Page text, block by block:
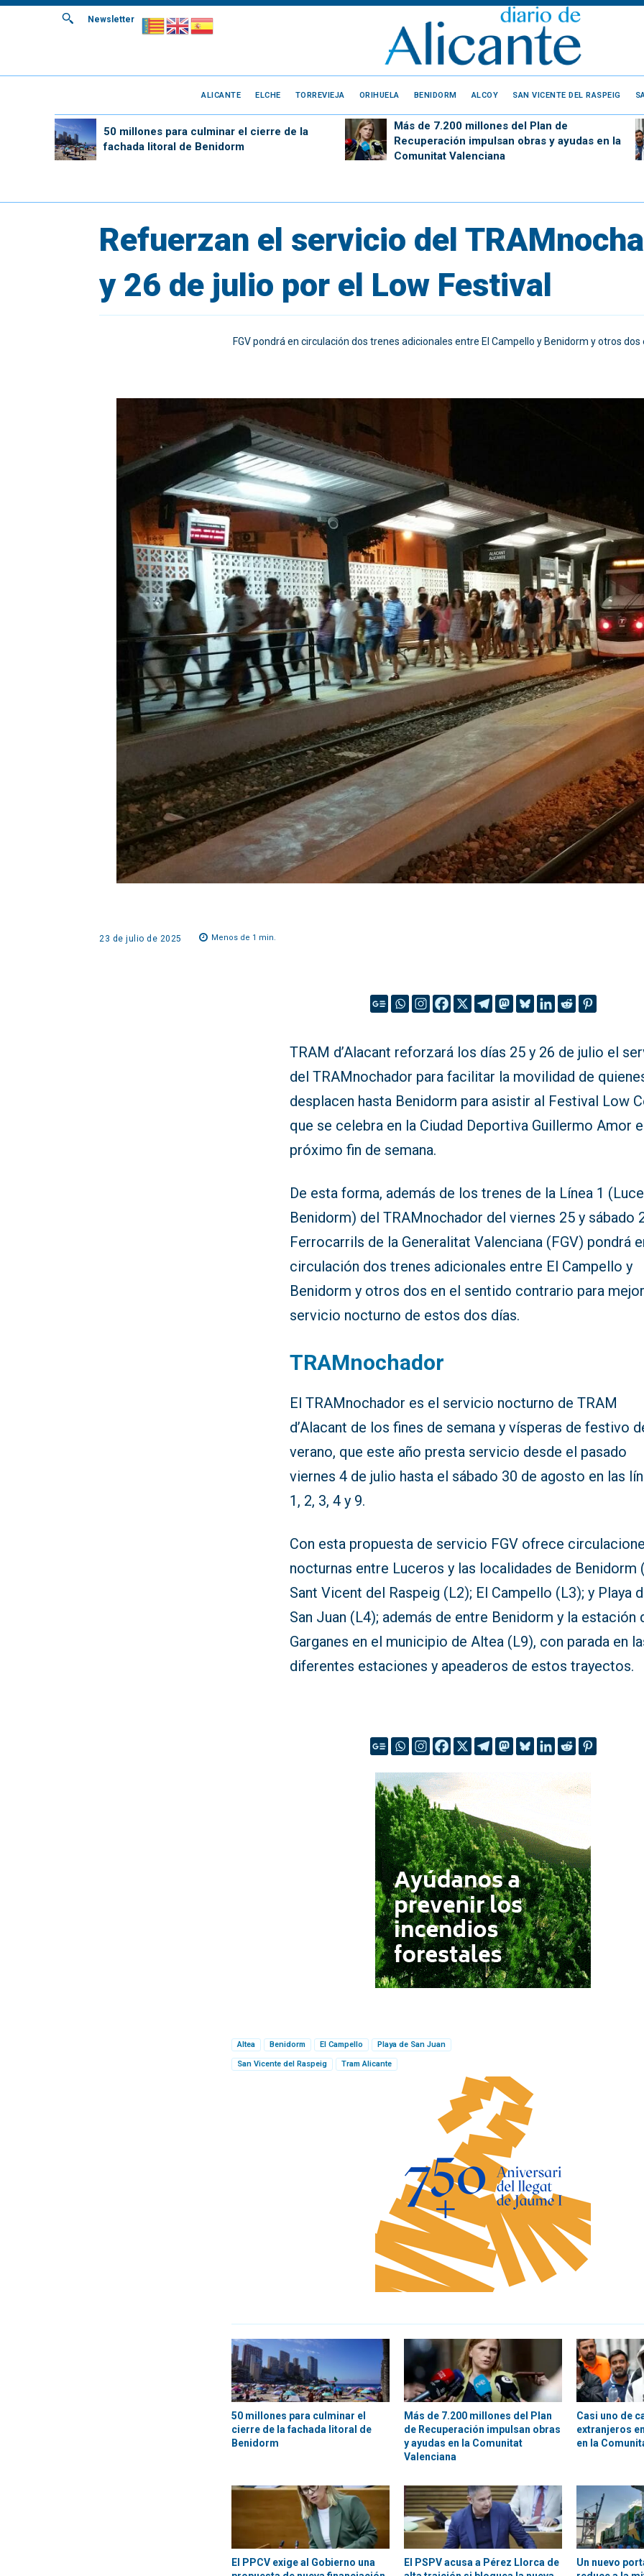
Newsletter
ALICANTE ELCHE TORREVIEJA ORIHUELA BENIDORM ALCOY SAN VICENTE DEL RASPEIG
50 millones para culminar el cierre de la
fachada litoral de Benidorm
Más de 7.200 millones del Plan de
Recuperación impulsan obras y ayudas en la
Comunitat Valenciana
Refuerzan el servicio del
y 26 de julio por el Low Festival
FGV pondrá en circulación dos trenes adicionales entre El Campello y Benidorm y otros
23 de julio de 2025 Menos de 1 min.
TRAM d’Alacant reforzará los días 25 y 26 de julio el
del TRAMnochador para facilitar la movilidad de
desplacen hasta Benidorm para asistir al Festival Low
que se celebra en la Ciudad Deportiva Guillermo Amor
próximo fin de semana.
De esta forma, además de los trenes de la Línea 1
Benidorm) del TRAMnochador del viernes 25 y sábado
Ferrocarrils de la Generalitat Valenciana (FGV) pondrá
circulación dos trenes adicionales entre El Campello y
Benidorm y otros dos en el sentido contrario para
servicio nocturno de estos dos días.
TRAMnochador
El TRAMnochador es el servicio nocturno de TRAM
d’Alacant de los fines de semana y vísperas de festivo
verano, que este año presta servicio desde el pasado
viernes 4 de julio hasta el sábado 30 de agosto en las
1, 2, 3, 4 y 9.
Con esta propuesta de servicio FGV ofrece
nocturnas entre Luceros y las localidades de Benidorm
Sant Vicent del Raspeig (L2); El Campello (L3); y Playa
San Juan (L4); además de entre Benidorm y la estación
Garganes en el municipio de Altea (L9), con parada en
diferentes estaciones y apeaderos de estos trayectos.
Altea Benidorm El Campello Playa de San Juan
San Vicente del Raspeig Tram Alicante
50 millones para culminar el
cierre de la fachada litoral de
Benidorm
Más de 7.200 millones del Plan
de Recuperación impulsan obras
y ayudas en la Comunitat
Valenciana
Casi uno de
extranjeros
en la
El PPCV exige al Gobierno una
El PSPV acusa a Pérez Llorca de
Un nuevo